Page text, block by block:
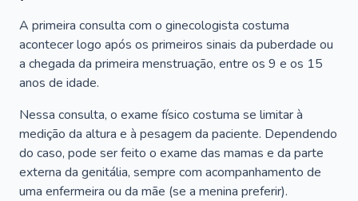
A primeira consulta com o ginecologista costuma
acontecer logo após os primeiros sinais da puberdade ou
a chegada da primeira menstruação, entre os 9 e os 15
anos de idade.
Nessa consulta, o exame físico costuma se limitar à
medição da altura e à pesagem da paciente. Dependendo
do caso, pode ser feito o exame das mamas e da parte
externa da genitália, sempre com acompanhamento de
uma enfermeira ou da mãe (se a menina preferir).